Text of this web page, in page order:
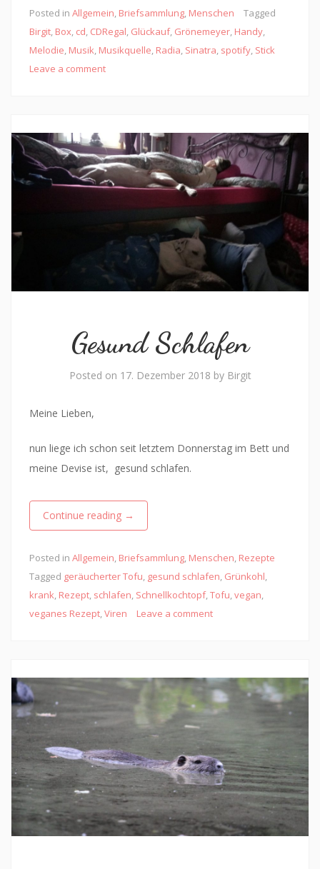
Posted in Allgemein, Briefsammlung, Menschen
Tagged
Birgit, Box, cd, CDRegal, Glückauf, Grönemeyer, Handy,
Melodie, Musik, Musikquelle, Radia, Sinatra, spotify, Stick
Leave a comment
Gesund Schlafen
Posted on 17. Dezember 2018 by Birgit
Meine Lieben,
nun liege ich schon seit letztem Donnerstag im Bett und
meine Devise ist, gesund schlafen.
Continue reading →
Posted in Allgemein, Briefsammlung, Menschen, Rezepte
Tagged geräucherter Tofu, gesund schlafen, Grünkohl,
krank, Rezept, schlafen, Schnellkochtopf,Tofu,vegan,
veganes Rezept,Viren Leave a comment